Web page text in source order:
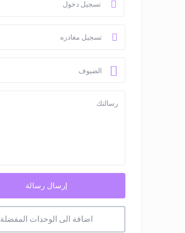
الضيوف
إرسال رسالة
اضافة الى الوحدات المفضلة